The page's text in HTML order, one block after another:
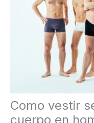
Como vestir
cuerpo en